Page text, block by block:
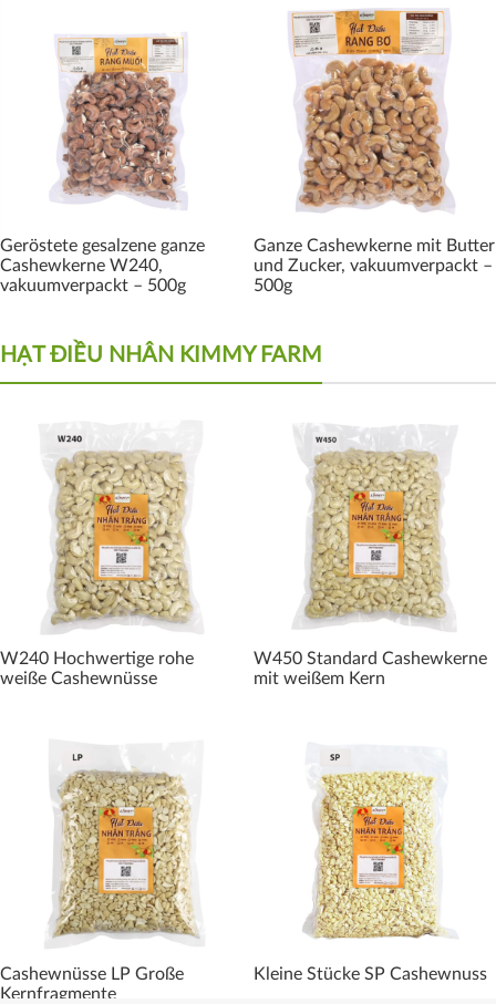
Geröstete gesalzene ganze
Cashewkerne W240,
vakuumverpackt – 500g
Ganze Cashewkerne mit Butter
und Zucker, vakuumverpackt –
500g
HẠT ĐIỀU NHÂN KIMMY FARM
W240 Hochwertige rohe
weiße Cashewnüsse
W450 Standard Cashewkerne
mit weißem Kern
Cashewnüsse LP Große
Kernfragmente
Kleine Stücke SP Cashewnuss